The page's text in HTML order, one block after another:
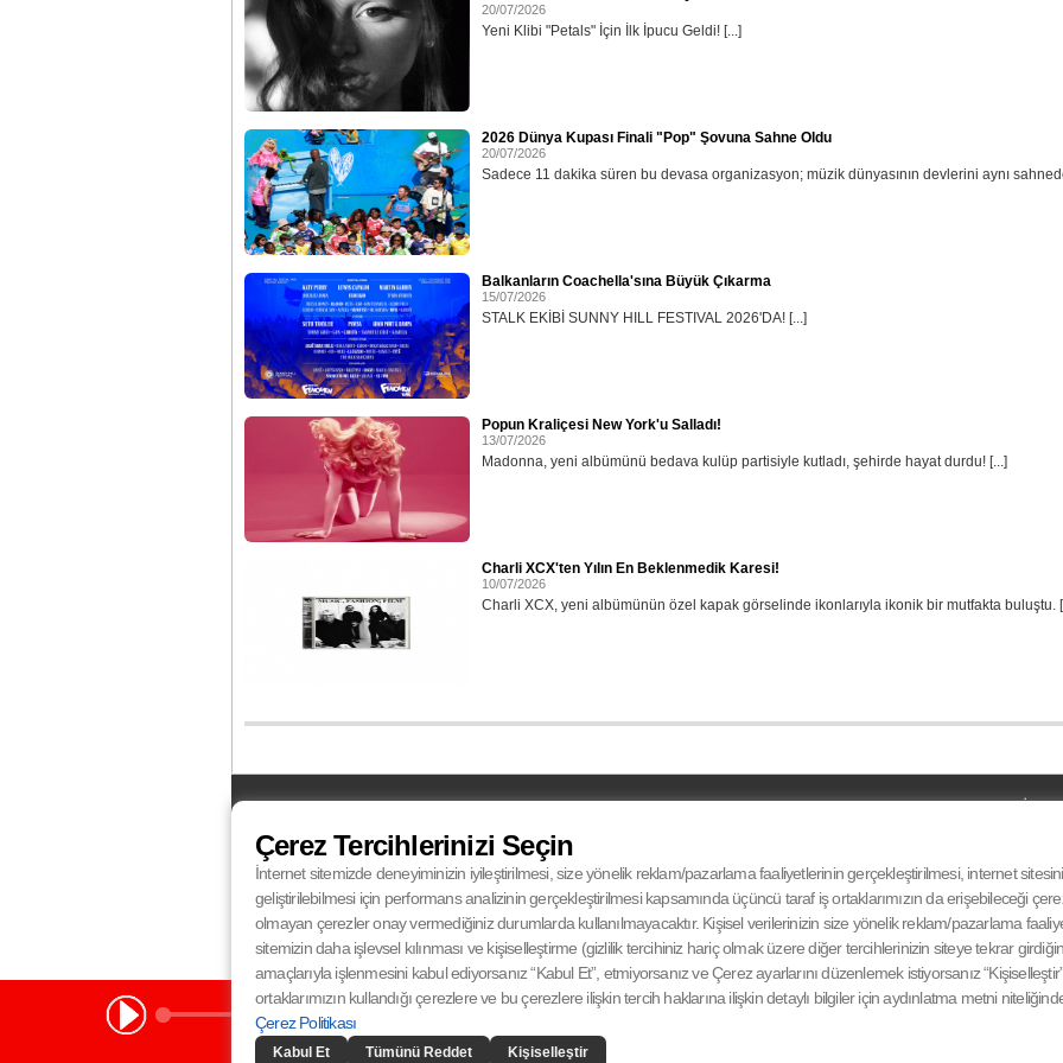
20/07/2026
Yeni Klibi "Petals" İçin İlk İpucu Geldi! [...]
2026 Dünya Kupası Finali "Pop" Şovuna Sahne Oldu
20/07/2026
Sadece 11 dakika süren bu devasa organizasyon; müzik dünyasının devlerini aynı
Balkanların Coachella'sına Büyük Çıkarma
15/07/2026
STALK EKİBİ SUNNY HILL FESTIVAL 2026'DA! [...]
Popun Kraliçesi New York'u Salladı!
13/07/2026
Madonna, yeni albümünü bedava kulüp partisiyle kutladı, şehirde hayat durdu! [...]
Charli XCX'ten Yılın En Beklenmedik Karesi!
10/07/2026
Charli XCX, yeni albümünün özel kapak görselinde ikonlarıyla ikonik bir mutfakta buluştu.
Çerez Tercihlerinizi Seçin
İnternet sitemizde deneyiminizin iyileştirilmesi, size yönelik reklam/pazarlama faaliyetlerinin gerçekleştirilmesi, internet
geliştirilebilmesi için performans analizinin gerçekleştirilmesi kapsamında üçüncü taraf iş ortaklarımızın da erişebileceği
olmayan çerezler onay vermediğiniz durumlarda kullanılmayacaktır. Kişisel verilerinizin size yönelik reklam/pazarlama
sitemizin daha işlevsel kılınması ve kişiselleştirme (gizlilik tercihiniz hariç olmak üzere diğer tercihlerinizin siteye tekrar
amaçlarıyla işlenmesini kabul ediyorsanız “Kabul Et”, etmiyorsanız ve Çerez ayarlarını düzenlemek istiyorsanız
ortaklarımızın kullandığı çerezlere ve bu çerezlere ilişkin tercih haklarına ilişkin detaylı bilgiler için aydınlatma metni
Çerez Politikası
Kabul Et Tümünü Reddet Kişiselleştir
Balıkesir 87.5 Bursa
100.4
Eskişehir
95.0 İstanbul
100.4
Kocaeli
Radyo Fenomen
Ankara
98.8
Radyo Fenomen
Antalya
Radyo Fenomen
Gaziantep
97.1
Radyo Fenomen
İzmir
98.0
FEC
V-Dikey° 5/6
CANLI